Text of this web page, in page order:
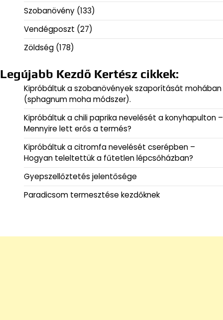
Szobanövény (133)
Vendégposzt (27)
Zöldség (178)
Legújabb Kezdő Kertész cikkek:
Kipróbáltuk a szobanövények szaporítását mohában
(sphagnum moha módszer).
Kipróbáltuk a chili paprika nevelését a konyhapulton –
Mennyire lett erős a termés?
Kipróbáltuk a citromfa nevelését cserépben –
Hogyan teleltettük a fűtetlen lépcsőházban?
Gyepszellőztetés jelentősége
Paradicsom termesztése kezdőknek